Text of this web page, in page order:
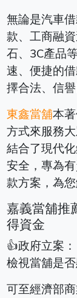
無論是汽車
款、工商融
石、3C產品
速、便捷的
擇合法、信
東鑫當舖本
方式來服務
結合了現代
安全，專為
款方案，為
嘉義當舖推
得資金
👍政府立案：
檢視當舖是
可至經濟部